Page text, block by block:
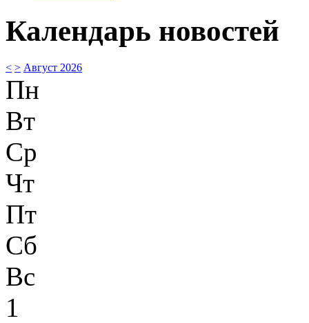
Календарь новостей
< > Август 2026
Пн
Вт
Ср
Чт
Пт
Сб
Вс
1